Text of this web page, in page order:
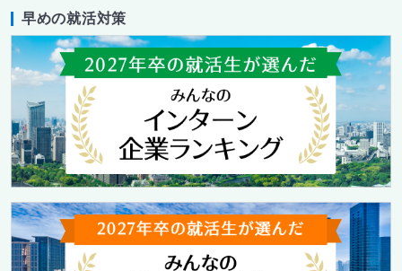
早めの就活対策